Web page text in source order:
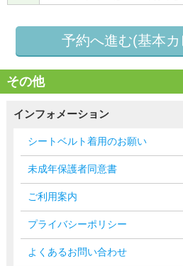
予約へ進む(基本
その他
インフォメーション
シートベルト着用のお願い
未成年保護者同意書
ご利用案内
プライバシーポリシー
よくあるお問い合わせ